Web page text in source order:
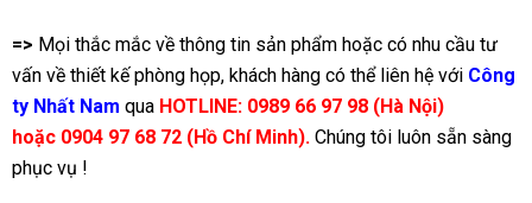
=> Mọi thắc mắc về thông tin sản phẩm hoặc có nhu cầu tư
vấn về thiết kế phòng họp, khách hàng có thể liên hệ với Công
ty Nhất Nam qua HOTLINE: 0989 66 97 98 (Hà Nội)
hoặc 0904 97 68 72 (Hồ Chí Minh). Chúng tôi luôn sẵn sàng
phục vụ !